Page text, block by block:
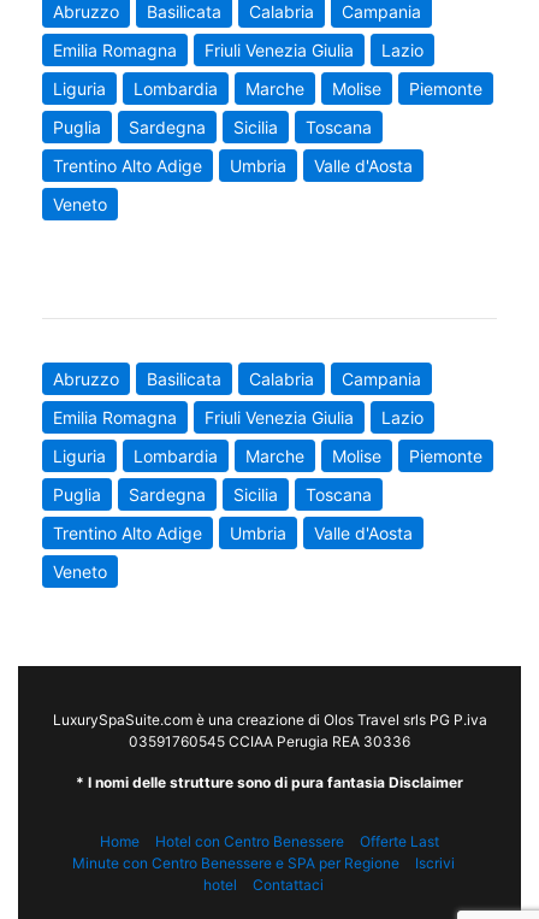
Abruzzo Basilicata Calabria
Campania
Emilia Romagna
Friuli Venezia Giulia
Lazio
Liguria
Lombardia Marche Molise
Piemonte
Puglia
Sardegna Sicilia
Toscana
Trentino Alto Adige
Umbria
Valle d'Aosta
Veneto
Abruzzo Basilicata Calabria
Campania
Emilia Romagna
Friuli Venezia Giulia
Lazio
Liguria
Lombardia Marche Molise
Piemonte
Puglia
Sardegna Sicilia
Toscana
Trentino Alto Adige
Umbria
Valle d'Aosta
Veneto
LuxurySpaSuite.com è una creazione di Olos Travel srls PG P.iva
03591760545 CCIAA Perugia REA 30336
* I nomi delle strutture sono di pura fantasia Disclaimer
Home Hotel con Centro Benessere
Offerte Last
Minute con Centro Benessere e SPA per Regione
Iscrivi
hotel
Contattaci